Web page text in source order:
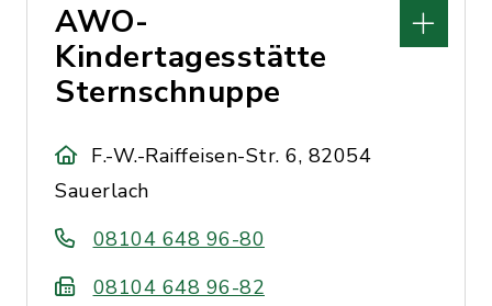
AWO-
Kindertagesstätte
Sternschnuppe
F.-W.-Raiffeisen-Str. 6, 82054
Sauerlach
08104 648 96-80
08104 648 96-82